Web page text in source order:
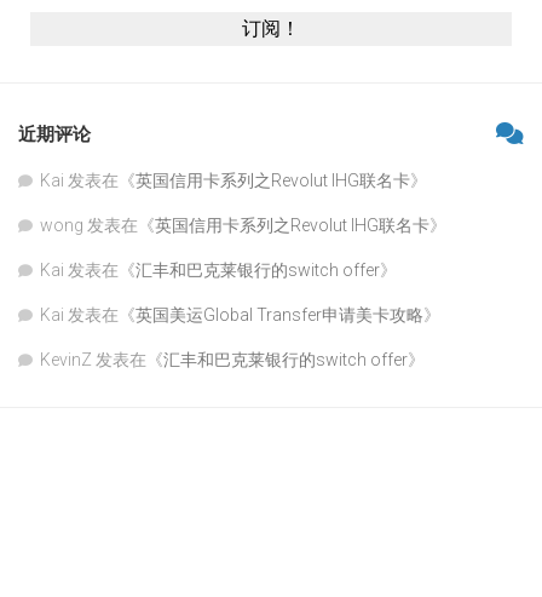
近期评论
Kai 发表在《英国信用卡系列之Revolut IHG联名卡》
wong 发表在《英国信用卡系列之Revolut IHG联名卡》
Kai 发表在《汇丰和巴克莱银行的switch offer》
Kai 发表在《英国美运Global Transfer申请美卡攻略》
KevinZ 发表在《汇丰和巴克莱银行的switch offer》